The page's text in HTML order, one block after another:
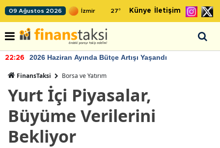
09 Ağustos 2026 27° Künye İletişim
22:26 2026 Haziran Ayında Bütçe Artışı Yaşandı
FinansTaksi Borsa ve Yatırım
Yurt İçi Piyasalar,
Büyüme Verilerini
Bekliyor